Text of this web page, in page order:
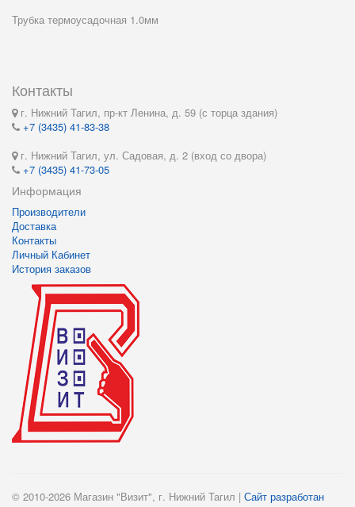
Трубка термоусадочная 1.0мм
Контакты
г. Нижний Тагил, пр-кт Ленина, д. 59 (с торца здания)
+7 (3435) 41-83-38
г. Нижний Тагил, ул. Садовая, д. 2 (вход со двора)
+7 (3435) 41-73-05
Информация
Производители
Доставка
Контакты
Личный Кабинет
История заказов
© 2010-2026 Магазин "Визит", г. Нижний Тагил | Сайт разработан